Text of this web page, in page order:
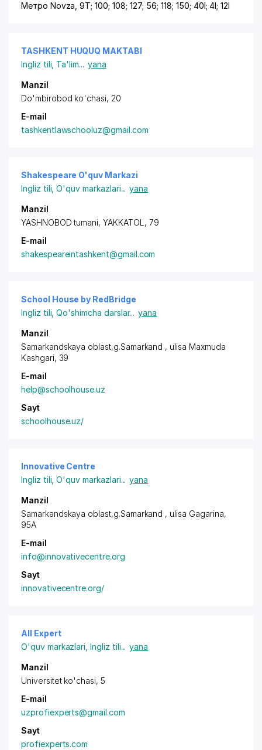
Метро Novza, 9T; 100; 108; 127; 56; 118; 150; 40I; 4I; 12I
TASHKENT HUQUQ MAKTABI
Ingliz tili Ta'lim... yana
Manzil
Do'mbirobod ko'chasi, 20
E-mail
tashkentlawschooluz@gmail.com
Shakespeare O'quv Markazi
Ingliz tili ,O'quv markazlari... yana
Manzil
YASHNOBOD tumani, YAKKATOL, 79
E-mail
shakespeareintashkent@gmail.com
School House by RedBridge
Ingliz tili ,Qo'shimcha darslar... yana
Manzil
Samarkandskaya oblast,g.Samarkand , ulisa Maxmuda
Kashgari, 39
E-mail
help@schoolhouse.uz
Sayt
schoolhouse.uz/
Innovative Centre
Ingliz tili ,O'quv markazlari... yana
Manzil
Samarkandskaya oblast,g.Samarkand , ulisa Gagarina,
95A
E-mail
info@innovativecentre.org
Sayt
innovativecentre.org/
All Expert
O'quv markazlari ,Ingliz tili... yana
Manzil
Universitet ko'chasi, 5
E-mail
uzprofiexperts@gmail.com
Sayt
profiexperts.com